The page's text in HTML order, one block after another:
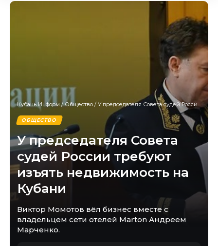
Кубань Информ /Общество / У председателя Совета судей России требуют изъять недвижимость на Кубани
ОБЩЕСТВО
У председателя Совета
судей России требуют
изъять недвижимость на
Кубани
Виктор Момотов вёл бизнес вместе с
владельцем сети отелей Marton Андреем
Марченко.